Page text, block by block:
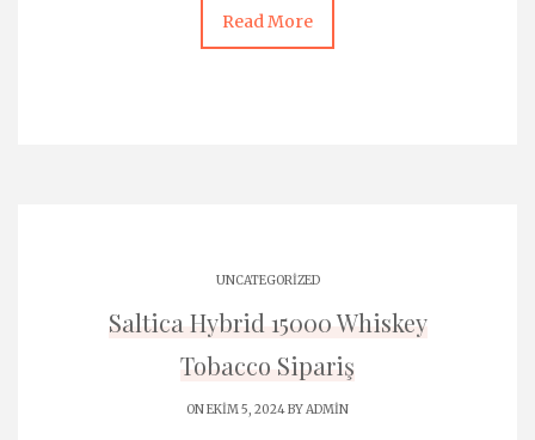
Read More
UNCATEGORIZED
Saltica Hybrid 15000 Whiskey
Tobacco Sipariş
ON EKIM 5, 2024 BYADMIN